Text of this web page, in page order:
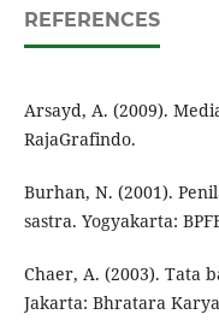
REFERENCES
Arsayd, A. (2009).
RajaGrafindo.
Burhan, N. (2001).
sastra. Yogyakarta:
Chaer, A. (2003). Tata
Jakarta: Bhratara